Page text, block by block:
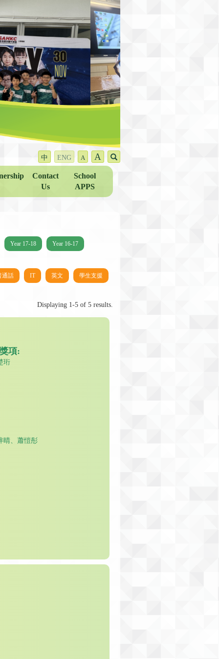
中 ENG A A
Contact
Us
School
APPS
Year 17-18 Year 16-17
通話 IT 英文 學生支援
Displaying 1-5 of 5 results.
項:
珩
晴、蕭愷彤